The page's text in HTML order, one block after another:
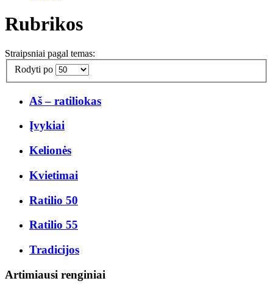
Rubrikos
Straipsniai pagal temas:
Rodyti po
Aš – ratiliokas
Įvykiai
Kelionės
Kvietimai
Ratilio 50
Ratilio 55
Tradicijos
Artimiausi renginiai